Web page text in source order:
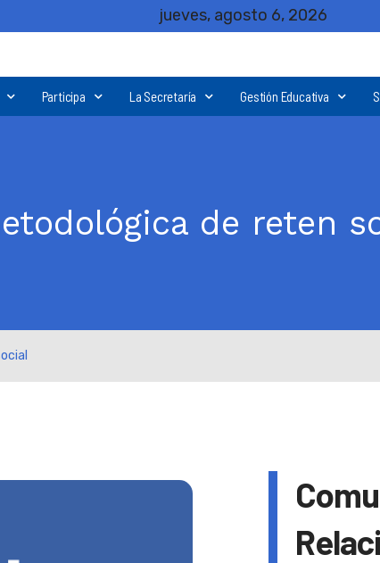
jueves, agosto 6, 2026
Participa La Secretaría Gestión Educativa
de reten